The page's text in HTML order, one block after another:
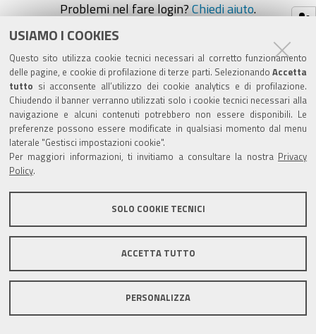
USIAMO I COOKIES
Questo sito utilizza cookie tecnici necessari al corretto funzionamento
delle pagine, e cookie di profilazione di terze parti. Selezionando Accetta
tutto si acconsente all’utilizzo dei cookie analytics e di profilazione.
Chiudendo il banner verranno utilizzati solo i cookie tecnici necessari alla
navigazione e alcuni contenuti potrebbero non essere disponibili. Le
preferenze possono essere modificate in qualsiasi momento dal menu
laterale "Gestisci impostazioni cookie".
Per maggiori informazioni, ti invitiamo a consultare la nostra
Privacy
Policy
SOLO COOKIE TECNICI
ACCETTA TUTTO
PERSONALIZZA
Problemi nel fare login? Chiedi aiuto